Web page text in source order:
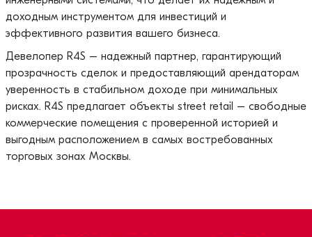
доходным инструментом для инвестиций и
эффективного развития вашего бизнеса.
Девелопер R4S – надежный партнер, гарантирующий
прозрачность сделок и предоставляющий арендаторам
уверенность в стабильном доходе при минимальных
рисках. R4S предлагает объекты street retail – свободные
коммерческие помещения с проверенной историей и
выгодным расположением в самых востребованных
торговых зонах Москвы.